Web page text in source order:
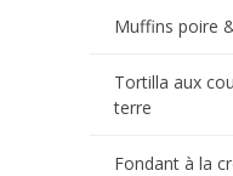
Muffins poire
Tortilla aux
terre
Fondant à la